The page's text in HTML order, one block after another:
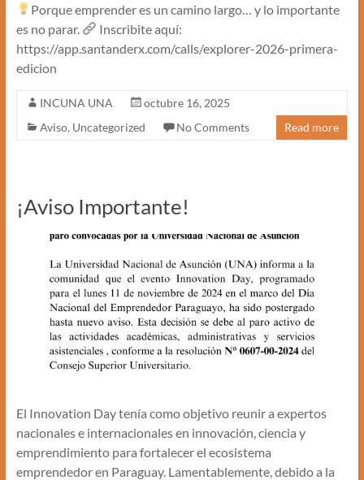
Porque emprender es un camino largo… y lo importante
es no parar.
Inscribite aquí:
https://app.santanderx.com/calls/explorer-2026-primera-
edicion
INCUNA UNA
octubre 16, 2025
Aviso, Uncategorized No Comments Read more
¡Aviso Importante!
El Innovation Day tenía como objetivo reunir a expertos
nacionales e internacionales en innovación, ciencia y
emprendimiento para fortalecer el ecosistema
emprendedor en Paraguay. Lamentablemente, debido a la